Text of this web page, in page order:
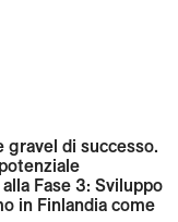
gravel di successo.
Fase 3: Sviluppo
in Finlandia come